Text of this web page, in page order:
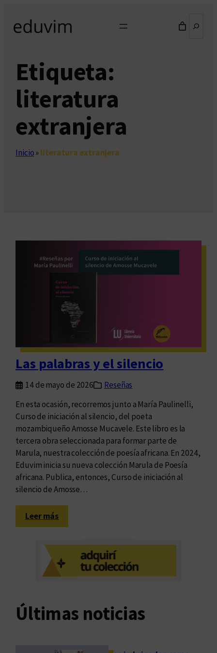
contenido
Etiqueta:
literatura
extranjera
Inicio»literatura extranjera
Las palabras y el silencio
14 de mayo de 2026
Reseñas
En esta ocasión, recorremos junto a María Paulinelli,
Curso de iniciación al silencio, del poeta
mozambiqueño Amosse Mucavele. Este libro es la
tercera obra seleccionada para formar parte de
Marula, nuestra colección de poesía africana. En 2024,
Eduvim inicia su nueva colección Marula de Poesía
africana. Publica, entonces, Curso de iniciación al
silencio de Amosse…
Leer más:
L
p
a
b
s
Últimas noticias